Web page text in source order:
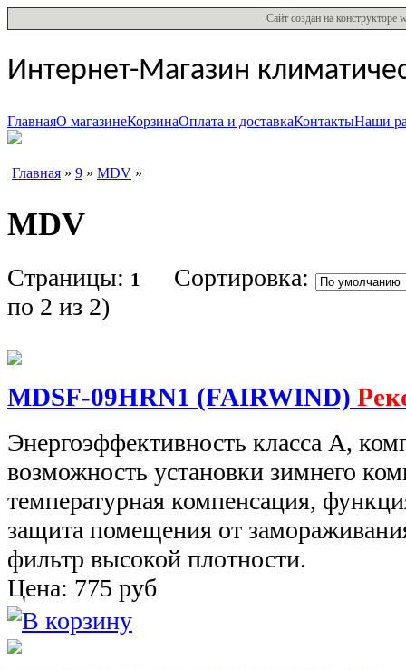
Сайт создан на
Интернет-Магазин
ГлавнаяО магазинеКорзинаОплата и доставкаКонтактыНаши
Главная » 9 » MDV »
MDV
Страницы: 1
Сортировка:
по 2 из 2)
MDSF-09HRN1 (FAIRWIND)
Энергоэффективность класса А,
возможность установки зимнего
температурная компенсация,
защита помещения от
фильтр высокой плотности.
Цена: 775 руб